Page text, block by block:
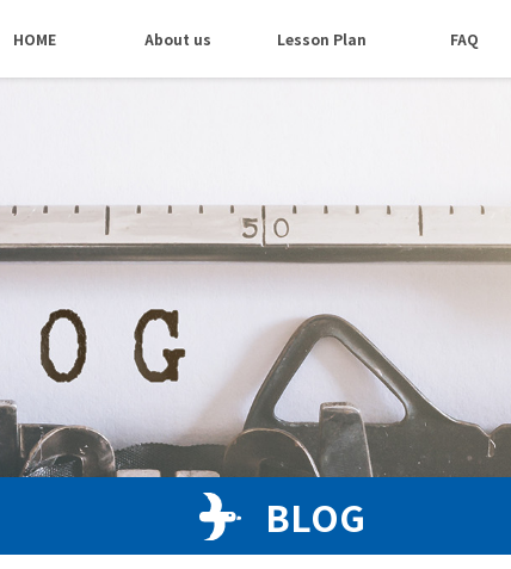
HOME About us Lesson Plan FAQ
BLOG